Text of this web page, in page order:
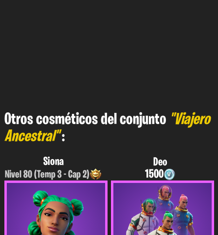
Otros cosméticos del conjunto "Viajero
Ancestral":
Siona
Nivel 80 (Temp 3 - Cap 2)
Deo
1500